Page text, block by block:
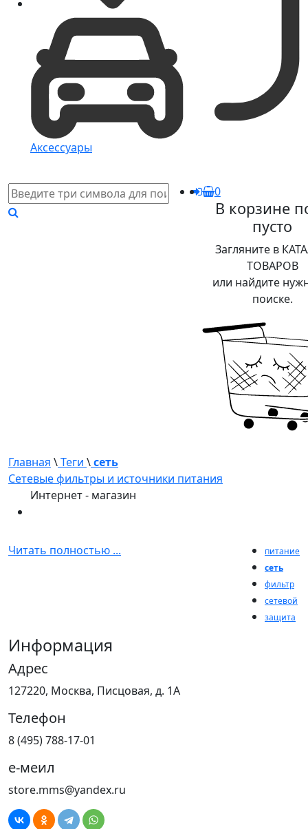
Аксессуары
0
В корзине
пусто
Загляните в
ТОВАРОВ
или найдите
поиске.
Главная \Теги \сеть
Сетевые фильтры и источники питания
Интернет - магазин
питание
сеть
фильтр
сетевой
защита
Читать полностью ...
Информация
Адрес
127220, Москва, Писцовая, д. 1А
Телефон
8 (495) 788-17-01
е-меил
store.mms@yandex.ru